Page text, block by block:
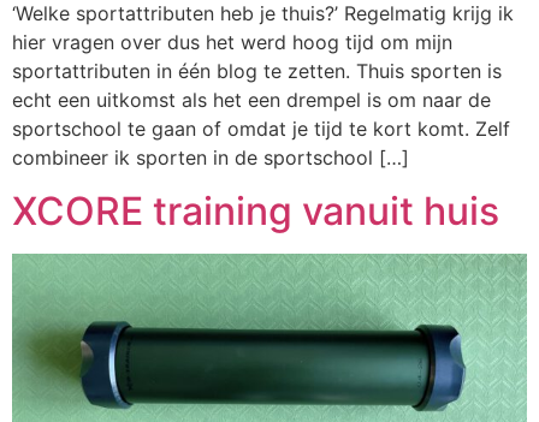
‘Welke sportattributen heb je thuis?’ Regelmatig krijg ik
hier vragen over dus het werd hoog tijd om mijn
sportattributen in één blog te zetten. Thuis sporten is
echt een uitkomst als het een drempel is om naar de
sportschool te gaan of omdat je tijd te kort komt. Zelf
combineer ik sporten in de sportschool […]
XCORE training vanuit huis